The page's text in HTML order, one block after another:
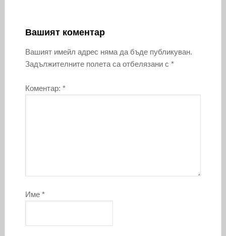
Вашият коментар
Вашият имейл адрес няма да бъде публикуван.
Задължителните полета са отбелязани с *
Коментар: *
Име *